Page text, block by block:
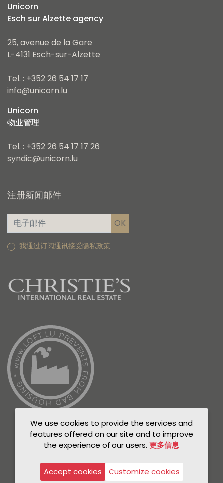
Unicorn
Esch sur Alzette agency
25, avenue de la Gare
L-4131 Esch-sur-Alzette
Tel. : +352 26 54 17 17
info@unicorn.lu
Unicorn
物业管理
Tel. : +352 26 54 17 17 26
syndic@unicorn.lu
注册新闻邮件
我通过订阅通讯接受隐私政策
Privacy Policy
Legal notice
We use cookies to provide the services and
features offered on our site and to improve
the experience of our users. 更多信息
Accept cookies Customize cookies